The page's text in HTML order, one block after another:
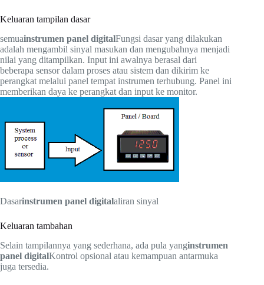
Keluaran tampilan dasar
semuainstrumen panel digitalFungsi dasar yang dilakukan
adalah mengambil sinyal masukan dan mengubahnya menjadi
nilai yang ditampilkan. Input ini awalnya berasal dari
beberapa sensor dalam proses atau sistem dan dikirim ke
perangkat melalui panel tempat instrumen terhubung. Panel ini
memberikan daya ke perangkat dan input ke monitor.
Dasarinstrumen panel digitalaliran sinyal
Keluaran tambahan
Selain tampilannya yang sederhana, ada pula yanginstrumen
panel digitalKontrol opsional atau kemampuan antarmuka
juga tersedia.